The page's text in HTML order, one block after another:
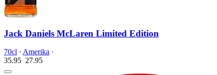
Jack Daniels McLaren Limited Edition
70cl · Amerika ·
35.95 27.95